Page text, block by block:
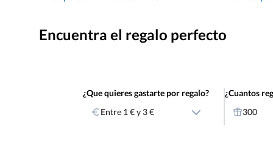
Encuentra el regalo perfecto
¿Que quieres gastarte por regalo?
Entre 1 € y 3 €
¿Cuantos
300